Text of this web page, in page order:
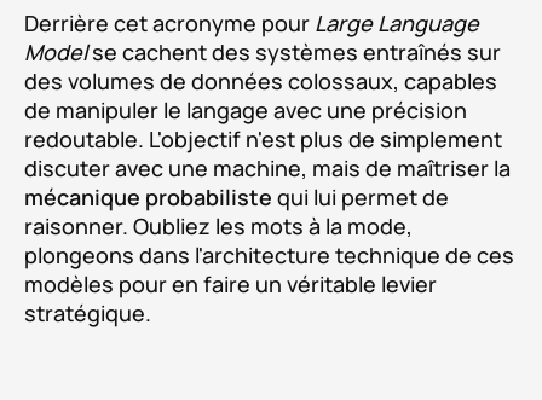
Derrière cet acronyme pour Large Language
Modelse cachent des systèmes entraînés sur
des volumes de données colossaux, capables
de manipuler le langage avec une précision
redoutable. L'objectif n'est plus de simplement
discuter avec une machine, mais de maîtriser la
mécanique probabiliste qui lui permet de
raisonner. Oubliez les mots à la mode,
plongeons dans l'architecture technique de ces
modèles pour en faire un véritable levier
stratégique.